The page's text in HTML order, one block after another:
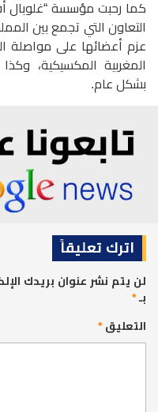
كما رحبت مؤسسة “غلوبال
التعاون التي تجمع بين
عزم أعضائها على مواصلة
المغربية المكسيكية،
بشكل عام.
اترك تعليقاً
لن يتم نشر عنوان بريدك
بـ*
التعليق*